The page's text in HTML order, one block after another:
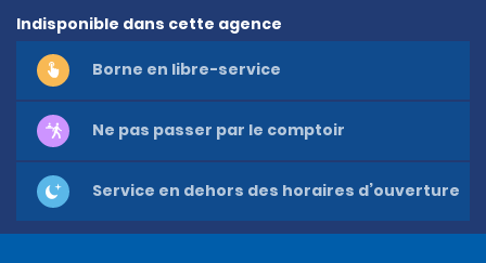
Indisponible dans cette agence
Borne en libre-service
Ne pas passer par le comptoir
Service en dehors des horaires d’ouverture